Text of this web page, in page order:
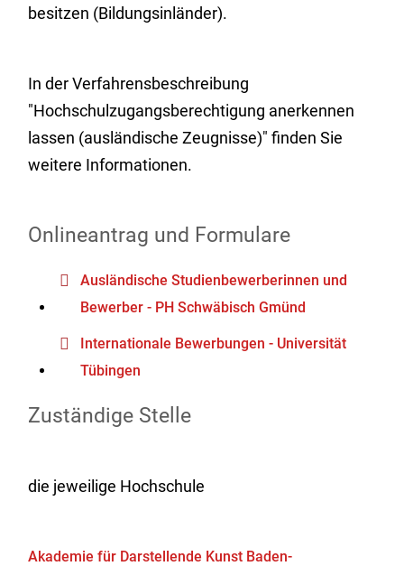
besitzen (Bildungsinländer).
In der Verfahrensbeschreibung
"Hochschulzugangsberechtigung anerkennen
lassen (ausländische Zeugnisse)" finden Sie
weitere Informationen.
Onlineantrag und Formulare
Ausländische Studienbewerberinnen und
Bewerber - PH Schwäbisch Gmünd
Internationale Bewerbungen - Universität
Tübingen
Zuständige Stelle
die jeweilige Hochschule
Akademie für Darstellende Kunst Baden-